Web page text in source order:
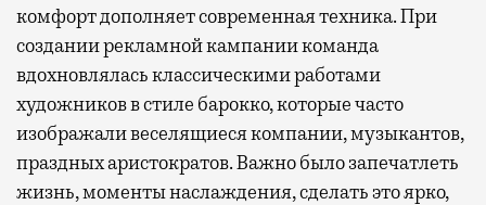
комфорт дополняет современная техника. При
создании рекламной кампании команда
вдохновлялась классическими работами
художников в стиле барокко, которые часто
изображали веселящиеся компании, музыкантов,
праздных аристократов. Важно было запечатлеть
жизнь, моменты наслаждения, сделать это ярко,